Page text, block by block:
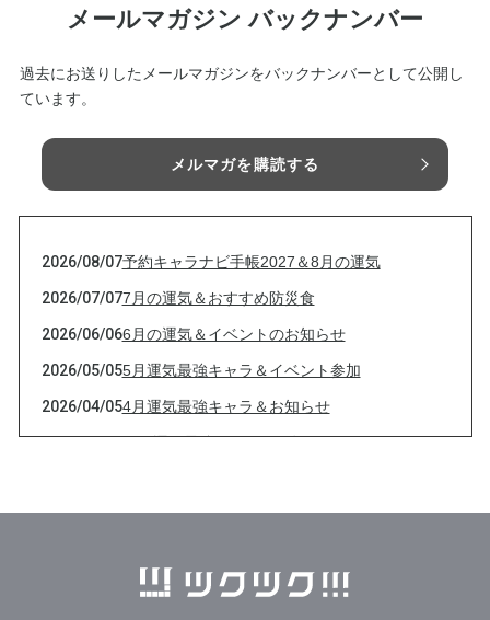
メールマガジン バックナンバー
過去にお送りしたメールマガジンをバックナンバーとして公開し
ています。
メルマガを購読する
2026/08/07予約キャラナビ手帳2027＆8月の運気
2026/07/077月の運気＆おすすめ防災食
2026/06/066月の運気＆イベントのお知らせ
2026/05/055月運気最強キャラ＆イベント参加
2026/04/054月運気最強キャラ＆お知らせ
2026/03/05３月運気最強キャラ＆お知らせ
2026/01/052026年1月運気最強キャラ＆ココフル茶話会お
2026年の運気＆年末年始のお知らせ